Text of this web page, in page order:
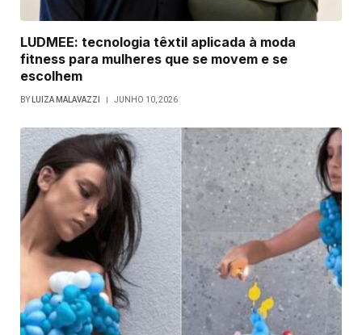
LUDMEE: tecnologia têxtil aplicada à moda
fitness para mulheres que se movem e se
escolhem
BY LUIZA MALAVAZZI JUNHO 10, 2026